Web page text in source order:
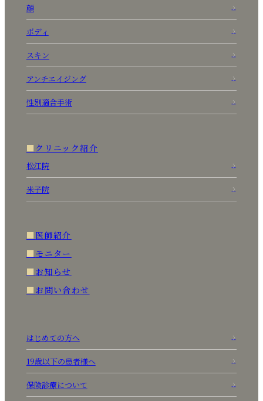
顔
ボディ
スキン
アンチエイジング
性別適合手術
クリニック紹介
松江院
米子院
医師紹介
モニター
お知らせ
お問い合わせ
はじめての方へ
19歳以下の患者様へ
保険診療について